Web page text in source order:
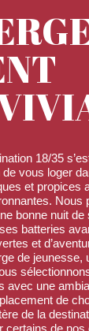
18/35
vous loger
et propices
Nous
bonne nuit de
batteries
et
de jeunesse,
avec une
de
de la